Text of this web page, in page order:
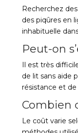
Recherchez
des piqûres en
inhabituelle
Peut-on
Il est très
de lit sans aide
résistance et de
Combien
Le coût varie